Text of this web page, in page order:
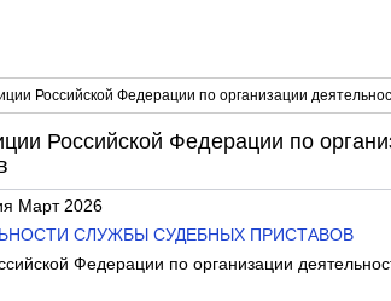
Российской Федерации по организации
Российской Федерации по
Март 2026
СЛУЖБЫ СУДЕБНЫХ ПРИСТАВОВ
Федерации по организации